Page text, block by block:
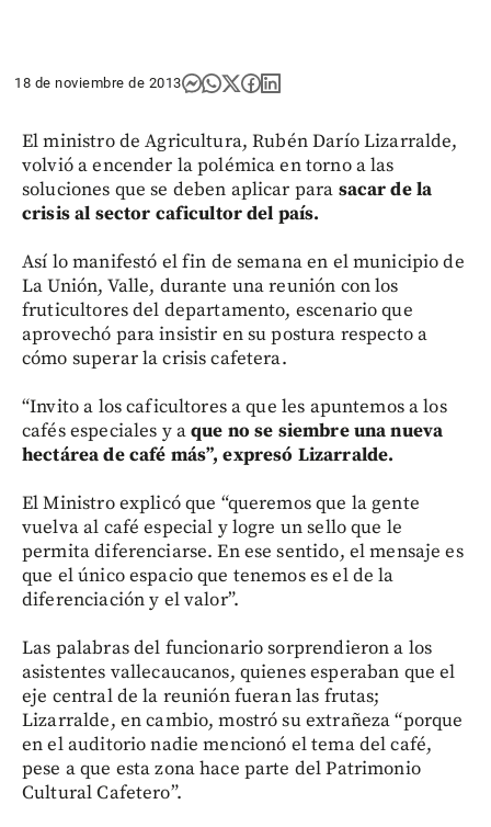
18 de noviembre de 2013
El ministro de Agricultura, Rubén Darío Lizarralde,
volvió a encender la polémica en torno a las
soluciones que se deben aplicar para sacar de la
crisis al sector caficultor del país.
Así lo manifestó el fin de semana en el municipio de
La Unión, Valle, durante una reunión con los
fruticultores del departamento, escenario que
aprovechó para insistir en su postura respecto a
cómo superar la crisis cafetera.
“Invito a los caficultores a que les apuntemos a los
cafés especiales y aque no se siembre una nueva
hectárea de café más”, expresó Lizarralde.
El Ministro explicó que “queremos que la gente
vuelva al café especial y logre un sello que le
permita diferenciarse. En ese sentido, el mensaje es
que el único espacio que tenemos es el de la
diferenciación y el valor”.
Las palabras del funcionario sorprendieron a los
asistentes vallecaucanos, quienes esperaban que el
eje central de la reunión fueran las frutas;
Lizarralde, en cambio, mostró su extrañeza “porque
en el auditorio nadie mencionó el tema del café,
pese a que esta zona hace parte del Patrimonio
Cultural Cafetero”.